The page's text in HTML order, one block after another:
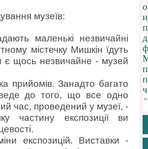
музеїв:
маленькі незвичайні
містечку Мишкін їдуть
є щось незвичайне - музей
прийомів. Занадто багато
до того, що все одно
час, проведений у музеї, -
частину експозиції ви
експозицій. Виставки -